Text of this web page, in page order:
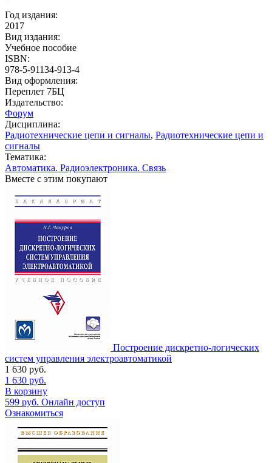
Год издания:
2017
Вид издания:
Учебное пособие
ISBN:
978-5-91134-913-4
Вид оформления:
Переплет 7БЦ
Издательство:
Форум
Дисциплина:
Радиотехнические цепи и сигналы, Радиотехнические цепи и
сигналы
Тематика:
Автоматика. Радиоэлектроника. Связь
Вместе с этим покупают
Построение дискретно-логических
систем управления электроавтоматикой
1 630 руб.
1 630 руб.
В корзину
599 руб. Онлайн доступ
Ознакомиться